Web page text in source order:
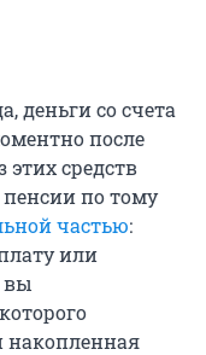
деньги со счета
после
этих средств
по тому
частью:
или
вы
накопленная